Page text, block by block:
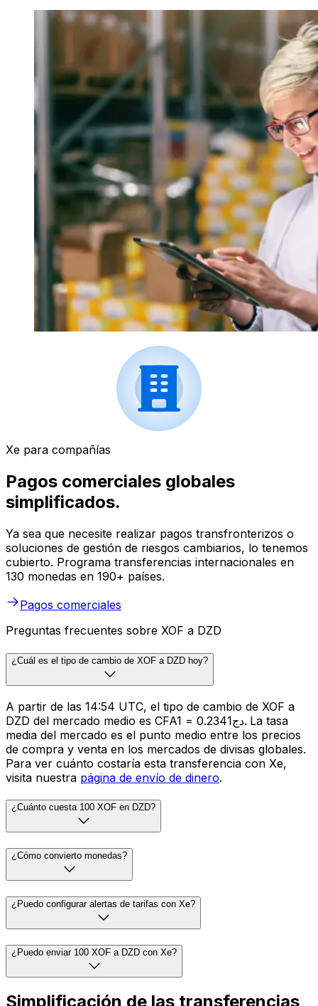
Xe para compañías
Pagos comerciales globales
simplificados.
Ya sea que necesite realizar pagos transfronterizos o
soluciones de gestión de riesgos cambiarios, lo tenemos
cubierto. Programa transferencias internacionales en
130 monedas en 190+ países.
Pagos comerciales
Preguntas frecuentes sobre XOF a DZD
¿Cuál es el tipo de cambio de XOF a DZD hoy?
A partir de las 14:54 UTC, el tipo de cambio de XOF a
DZD del mercado medio es CFA1 = دج0.2341. La tasa
media del mercado es el punto medio entre los precios
de compra y venta en los mercados de divisas globales.
Para ver cuánto costaría esta transferencia con Xe,
visita nuestra página de envío de dinero.
¿Cuánto cuesta 100 XOF en DZD?
¿Cómo convierto monedas?
¿Puedo configurar alertas de tarifas con Xe?
¿Puedo enviar 100 XOF a DZD con Xe?
Simplificación de las transferencias